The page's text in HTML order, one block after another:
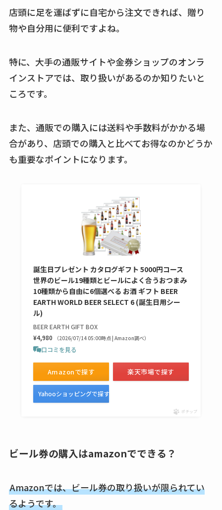
買える？値段や手荒
れの口コミも調査
の料金は？セール・
半額になるのはい
karseellはどこで売っ
てる？ロフトやハン
ズで買える？楽天や
エッセンシャルフラ
ットが廃盤？なぜ？
売ってない？どこで
売ってるか・代替品
ビタクラフトのウル
トラが廃盤？なぜ？
復刻はある？ウルト
売ってる場所調査
キーピング販売終了
理由はなぜ？売って
スはコンビニで売っ
は？おすすめや効果
も調査
店頭に足を運ばずに自宅から注文できれば、贈り
物や自分用に便利ですよね。
特に、大手の通販サイトや金券ショップのオンラ
インストアでは、取り扱いがあるのか知りたいと
ころです。
また、通販での購入には送料や手数料がかかる場
合があり、店頭での購入と比べてお得なのかどうか
も重要なポイントになります。
誕生日プレゼント カタログギフト 5000円コース
世界のビール19種類とビールによく合うおつまみ
10種類から自由に6個選べる お酒 ギフト BEER
EARTH WORLD BEER SELECT 6 (誕生日用シー
ル)
BEER EARTH GIFT BOX
¥4,980
（2026/07/14 05:00時点 | Amazon調べ）
口コミを見る
Amazonで探す 楽天市場で探す
Yahooショッピングで探す
ポチップ
ビール券の購入はamazonでできる？
Amazonでは、ビール券の取り扱いが限られてい
るようです。